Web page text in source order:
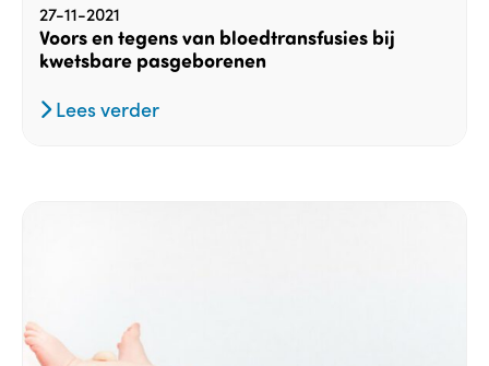
27-11-2021
Voors en tegens van bloedtransfusies bij
kwetsbare pasgeborenen
Lees verder